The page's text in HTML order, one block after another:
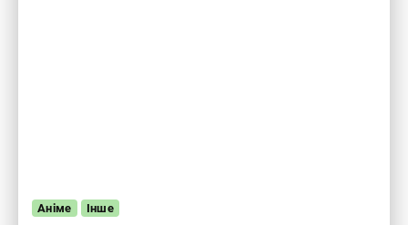
Аніме Інше